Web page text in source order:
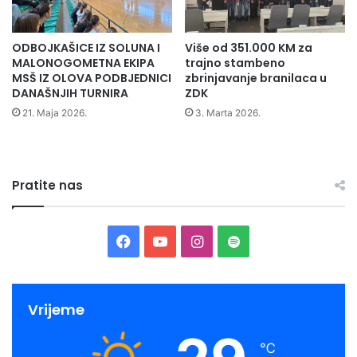
o
p
ć
i
n
e
O
o
n
ž
a
l
o
s
t
i
B
ODBOJKAŠICE IZ SOLUNA I
MALONOGOMETNA EKIPA
MSŠ IZ OLOVA PODBJEDNICI
DANAŠNJIH TURNIRA
21. Maja 2026.
Više od 351.000 KM za
trajno stambeno
zbrinjavanje branilaca u
ZDK
3. Marta 2026.
Pratite nas
I
S
Vrijeme
℃